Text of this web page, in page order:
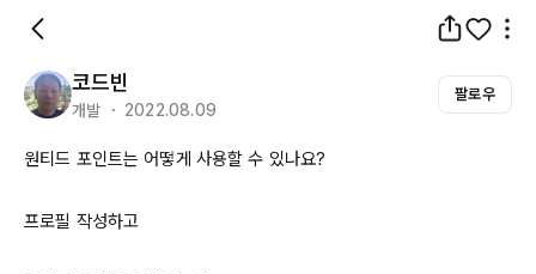
코드빈
개발 ・ 2022.08.09
팔로우
원티드 포인트는 어떻게 사용할 수 있나요?
프로필 작성하고